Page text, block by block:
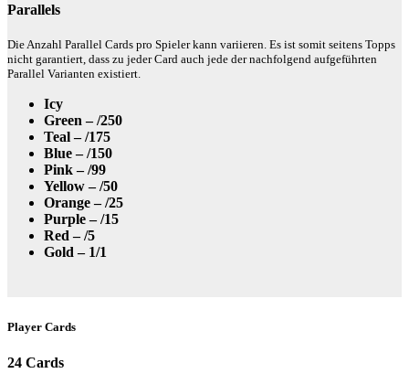
Parallels
Die Anzahl Parallel Cards pro Spieler kann variieren. Es ist somit seitens Topps
nicht garantiert, dass zu jeder Card auch jede der nachfolgend aufgeführten
Parallel Varianten existiert.
Icy
Green – /250
Teal – /175
Blue – /150
Pink – /99
Yellow – /50
Orange – /25
Purple – /15
Red – /5
Gold – 1/1
Player Cards
24 Cards